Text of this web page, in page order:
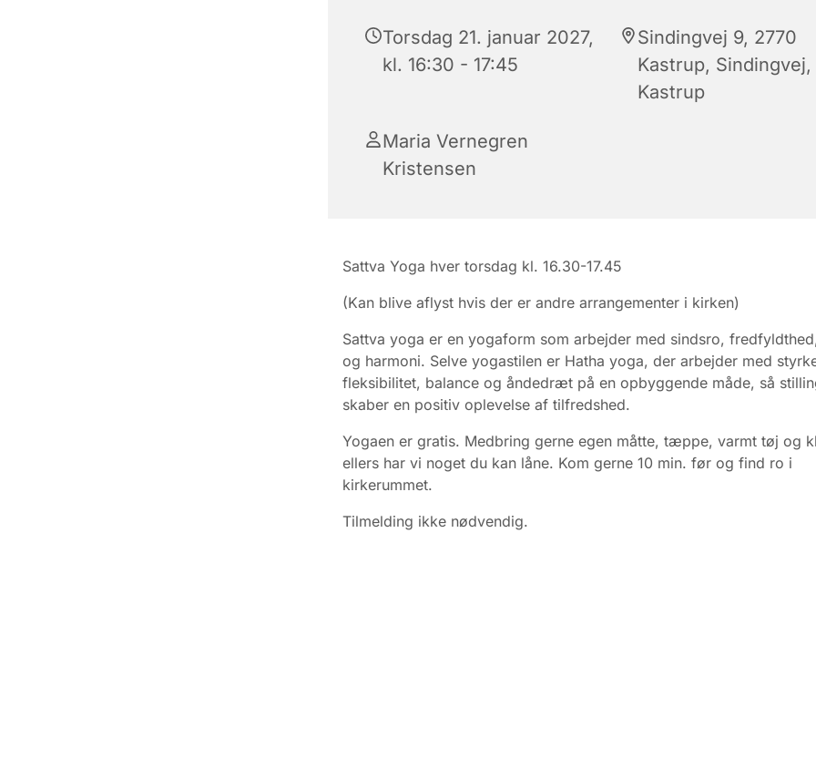
Torsdag 21. januar 2027,
kl. 16:30 - 17:45
Sindingvej 9, 2770
Kastrup, Sindingvej,
Kastrup
Maria Vernegren
Kristensen
Sattva Yoga hver torsdag kl. 16.30-17.45
(Kan blive aflyst hvis der er andre arrangementer i kirken)
Sattva yoga er en yogaform som arbejder med sindsro,
og harmoni. Selve yogastilen er Hatha yoga, der arbejder med
fleksibilitet, balance og åndedræt på en opbyggende måde, så
skaber en positiv oplevelse af tilfredshed.
Yogaen er gratis. Medbring gerne egen måtte, tæppe, varmt tøj og
ellers har vi noget du kan låne. Kom gerne 10 min. før og find ro i
kirkerummet.
Tilmelding ikke nødvendig.